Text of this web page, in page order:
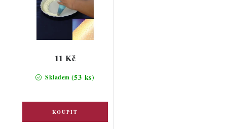
Skladem (53 ks)
11 Kč